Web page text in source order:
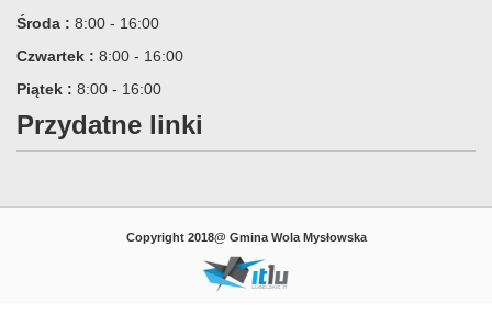
Środa : 8:00 - 16:00
Czwartek : 8:00 - 16:00
Piątek : 8:00 - 16:00
Przydatne linki
Copyright 2018@ Gmina Wola Mysłowska